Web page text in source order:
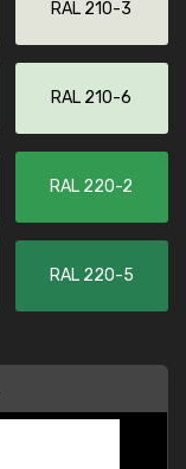
RAL 210-3
RAL 210-6
RAL 220-2
RAL 220-5